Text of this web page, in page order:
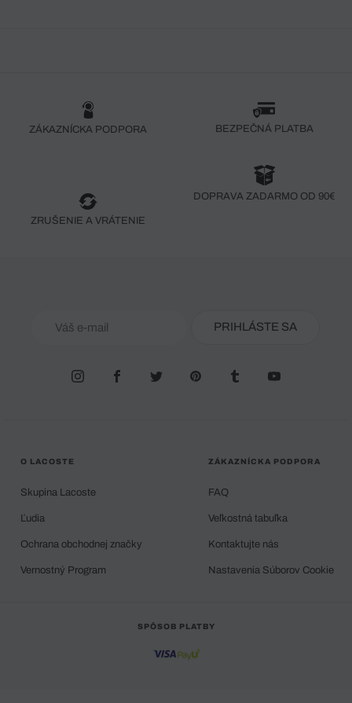
ZÁKAZNÍCKA PODPORA BEZPEČNÁ PLATBA
ZRUŠENIE A VRÁTENIE
DOPRAVA ZADARMO OD 90€
PRIHLÁSTE SA
O LACOSTE
Skupina Lacoste
Ľudia
Ochrana obchodnej značky
Vernostný Program
ZÁKAZNÍCKA PODPORA
FAQ
Veľkostná tabuľka
Kontaktujte nás
Nastavenia Súborov Cookie
SPÔSOB PLATBY